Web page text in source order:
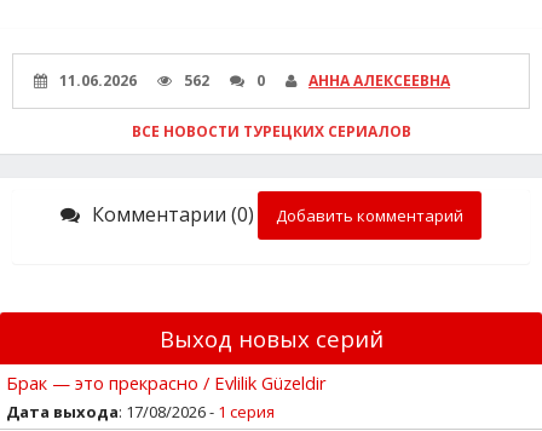
11.06.2026 562 0 АННА АЛЕКСЕЕВНА
ВСЕ НОВОСТИ ТУРЕЦКИХ СЕРИАЛОВ
Комментарии (0) Добавить комментарий
Выход новых серий
Брак — это прекрасно / Evlilik Güzeldir
Дата выхода: 17/08/2026 - 1 серия